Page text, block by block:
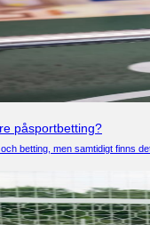
påsportbetting?
betting, men samtidigt finns